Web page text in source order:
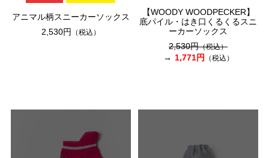
アニマル柄スニーカーソックス
2,530円
（税込）
【WOODY WOODPECKER】
底パイル・はき口くるくるスニ
ーカーソックス
2,530円（税込）
1,771円 （税込）